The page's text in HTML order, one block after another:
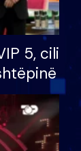
5, cili